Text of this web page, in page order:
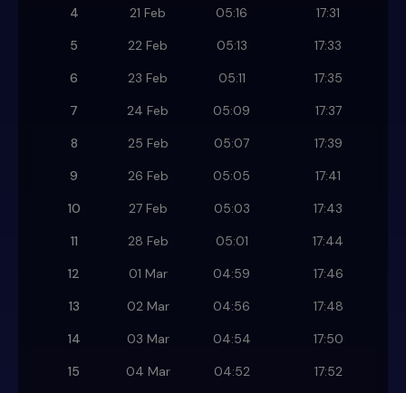
4
21 Feb 05:16
17:31
5
22 Feb 05:13
17:33
6
23 Feb 05:11
17:35
7
24 Feb 05:09
17:37
8
25 Feb 05:07
17:39
9
26 Feb 05:05
17:41
10
27 Feb 05:03
17:43
11
28 Feb 05:01
17:44
12
01 Mar 04:59
17:46
13
02 Mar 04:56
17:48
14
03 Mar 04:54
17:50
15
04 Mar 04:52
17:52